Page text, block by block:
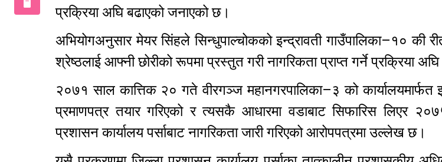
प्रक्रिया अघि बढाएको जनाएको छ।
अभियोगअनुसार मेयर सिंहले सिन्धुपाल्चोकको इन्द्रावती गाउँपालिका–१० की
श्रेष्ठलाई आफ्नी छोरीको रूपमा प्रस्तुत गरी नागरिकता प्राप्त गर्ने प्रक्रिया
२०७१ साल कात्तिक २० गते वीरगञ्ज महानगरपालिका–३ को कार्यालयमार्फत
प्रमाणपत्र तयार गरिएको र त्यसकै आधारमा वडाबाट सिफारिस लिएर
प्रशासन कार्यालय पर्साबाट नागरिकता जारी गरिएको आरोपपत्रमा उल्लेख छ।